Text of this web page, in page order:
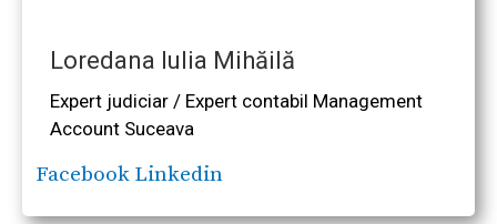
Loredana Iulia Mihăilă
Expert judiciar / Expert contabil Management
Account Suceava
Facebook Linkedin